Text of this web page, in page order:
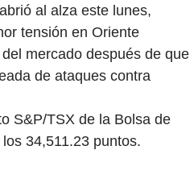
al alza este lunes,
tensión en Oriente
mercado después de que
de ataques contra
S&P/TSX de la Bolsa de
34,511.23 puntos.